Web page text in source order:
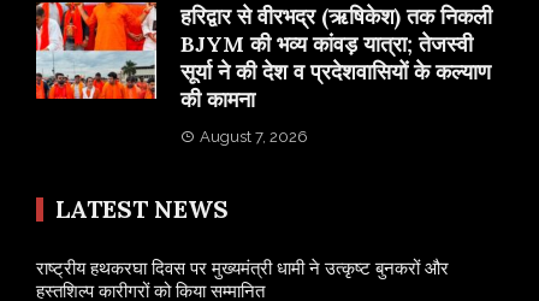
​हरिद्वार से वीरभद्र (ऋषिकेश) तक निकली
BJYM की भव्य कांवड़ यात्रा; तेजस्वी
सूर्या ने की देश व प्रदेशवासियों के कल्याण
की कामना
August 7, 2026
LATEST NEWS
राष्ट्रीय हथकरघा दिवस पर मुख्यमंत्री धामी ने उत्कृष्ट बुनकरों और
हस्तशिल्प कारीगरों को किया सम्मानित